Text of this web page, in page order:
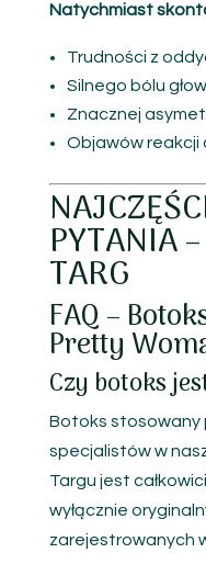
Natychmiast
Trudności z
Silnego bólu
Znacznej
Objawów reakcji
PYTANIA
TARG
FAQ –
Pretty
Czy botoks
Botoks stosowany
specjalistów w
Targu jest
wyłącznie
zarejestrowanych